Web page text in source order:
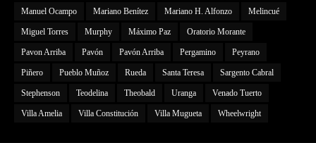
Manuel Ocampo Mariano Benítez Mariano H. Alfonzo Melincué
Miguel Torres Murphy Máximo Paz Oratorio Morante
Pavon Arriba Pavón Pavón Arriba Pergamino Peyrano
Piñero Pueblo Muñoz Rueda Santa Teresa Sargento Cabral
Stephenson Teodelina Theobald Uranga Venado Tuerto
Villa Amelia Villa Constitución Villa Mugueta Wheelwright